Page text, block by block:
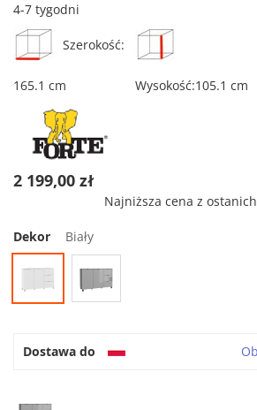
4-7 tygodni
Szerokość:
165.1 cm Wysokość:105.1 cm
2 199,00 zł
Najniższa cena z
Dekor Biały
Dostawa do